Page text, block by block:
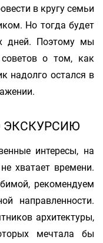
в кругу семьи
Но тогда будет
дней. Поэтому мы
о том, как
надолго остался в
ЭКСКУРСИЮ
интересы, на
хватает времени.
рекомендуем
направленности.
архитектуры,
мечтала бы